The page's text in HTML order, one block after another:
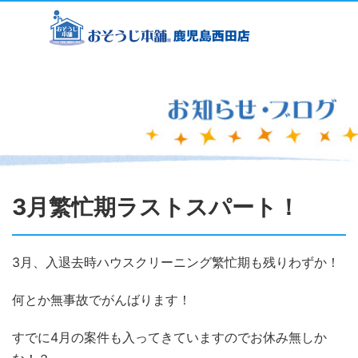
3月繁忙期ラストスパート！
3月、入退去時ハウスクリーニング繁忙期も残りわずか！
何とか無事故でがんばります！
すでに4月の案件も入ってきていますのでお休み無しか